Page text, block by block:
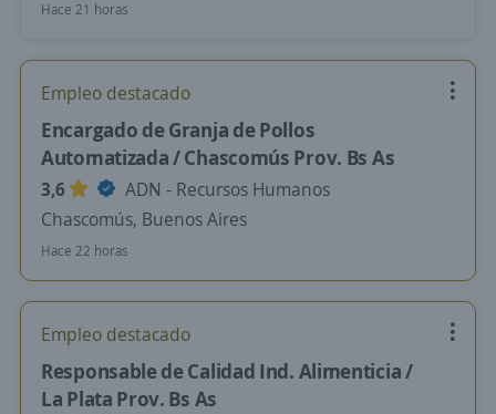
Hace 21 horas
Empleo destacado
Encargado de Granja de Pollos
Automatizada / Chascomús Prov. Bs As
3,6
ADN - Recursos Humanos
Chascomús, Buenos Aires
Hace 22 horas
Empleo destacado
Responsable de Calidad Ind. Alimenticia /
La Plata Prov. Bs As